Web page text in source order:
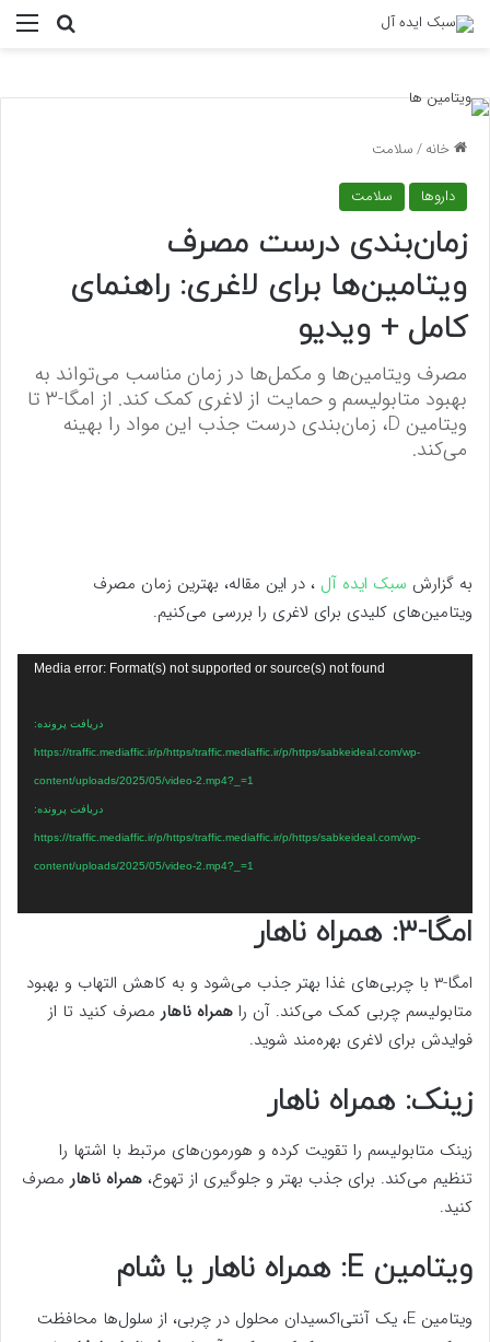
خانه/سلامت
داروها سلامت
زمان‌بندی درست مصرف
ویتامین‌ها برای لاغری: راهنمای
کامل + ویدیو
مصرف ویتامین‌ها و مکمل‌ها در زمان مناسب می‌تواند به
بهبود متابولیسم و حمایت از لاغری کمک کند. از امگا-۳ تا
ویتامین D، زمان‌بندی درست جذب این مواد را بهینه
می‌کند.
به گزارش سبک ایده آل ، در این مقاله، بهترین زمان مصرف
ویتامین‌های کلیدی برای لاغری را بررسی می‌کنیم.
Media error: Format(s) not supported or source(s) not found
دریافت پرونده:
https://traffic.mediaffic.ir/p/https/traffic.mediaffic.ir/p/https/sabkeideal.com/wp-
content/uploads/2025/05/video-2.mp4?_=1
دریافت پرونده:
https://traffic.mediaffic.ir/p/https/traffic.mediaffic.ir/p/https/sabkeideal.com/wp-
content/uploads/2025/05/video-2.mp4?_=1
امگا-۳: همراه ناهار
امگا-۳ با چربی‌های غذا بهتر جذب می‌شود و به کاهش التهاب و بهبود
متابولیسم چربی کمک می‌کند. آن را همراه ناهار مصرف کنید تا از
فوایدش برای لاغری بهره‌مند شوید.
زینک: همراه ناهار
زینک متابولیسم را تقویت کرده و هورمون‌های مرتبط با اشتها را
تنظیم می‌کند. برای جذب بهتر و جلوگیری از تهوع، همراه ناهار مصرف
کنید.
ویتامین E: همراه ناهار یا شام
ویتامین E، یک آنتی‌اکسیدان محلول در چربی، از سلول‌ها محافظت